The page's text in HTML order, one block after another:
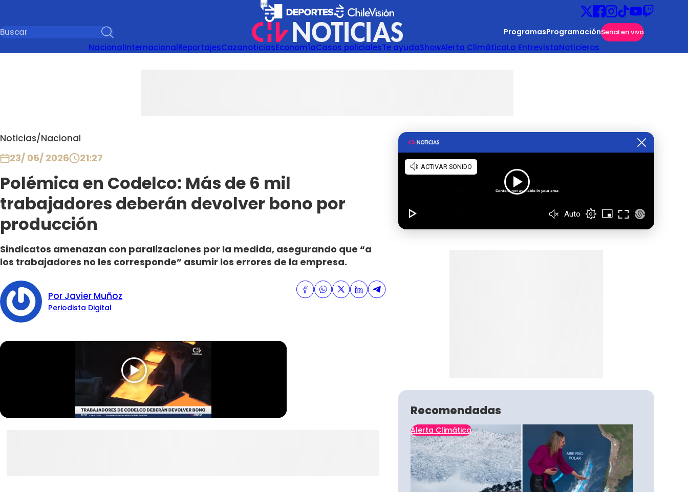
ProgramasProgramaciónSeñal en vivo
NacionalInternacionalReportajesCazanoticiasEconomíaCasos policialesTe ayudaShowAlerta ClimáticaLa EntrevistaNoticieros
Noticias/Nacional
23/ 05/ 2026 21:27
Polémica en Codelco: Más de 6 mil
trabajadores deberán devolver bono por
producción
Sindicatos amenazan con paralizaciones por la medida, asegurando que “a
los trabajadores no les corresponde” asumir los errores de la empresa.
Por Javier Muñoz
Periodista Digital
Recomendadas
Alerta Climática